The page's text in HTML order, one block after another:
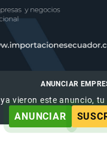
ANUNCIAR
vieron este anuncio,
ANUNCIAR